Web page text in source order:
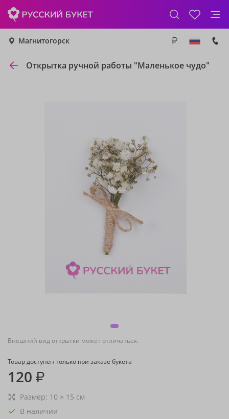
Магнитогорск
Открытка ручной работы "Маленькое чудо"
Внешний вид открытки может отличаться.
Товар доступен только при заказе букета
120 ₽
Размер: 10 × 15 см
В наличии